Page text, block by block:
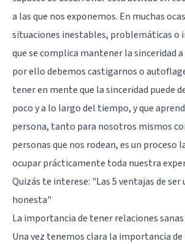
a las que nos exponemos. En muchas
situaciones inestables, problemáticas o
que se complica mantener la sinceridad
por ello debemos castigarnos o
tener en mente que la sinceridad puede
poco y a lo largo del tiempo, y que
persona, tanto para nosotros mismos
personas que nos rodean, es un proceso
ocupar prácticamente toda nuestra
Quizás te interese: "Las 5 ventajas de ser
honesta"
La importancia de tener relaciones sanas
Una vez tenemos clara la importancia de